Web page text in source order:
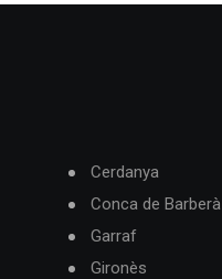
Cerdanya
Conca de Barberà
Garraf
Gironès